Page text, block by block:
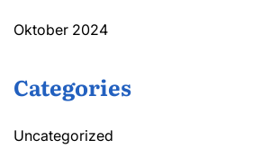
Oktober 2024
Categories
Uncategorized